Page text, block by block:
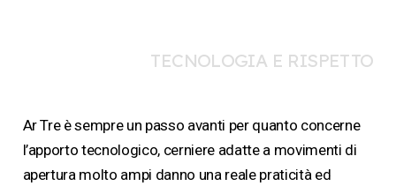
TECNOLOGIA E RISPETTO
Ar Tre è sempre un passo avanti per quanto concerne
l’apporto tecnologico, cerniere adatte a movimenti di
apertura molto ampi danno una reale praticità ed